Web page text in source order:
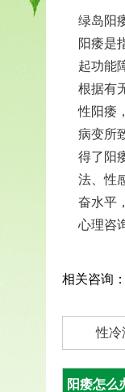
绿岛阳
阳痿是
起功能
根据有
性阳痿
病变所
得了阳
法、性
奋水平
心理咨
相关咨询：
性冷
阳痿怎么